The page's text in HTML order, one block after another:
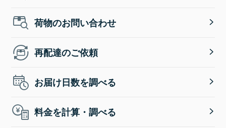
荷物のお問い合わせ
再配達のご依頼
お届け日数を調べる
料金を計算・調べる